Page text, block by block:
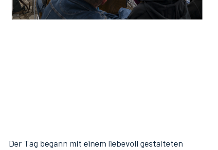
Der Tag begann mit einem liebevoll gestalteten